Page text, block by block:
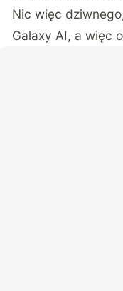
Nic więc
Galaxy AI, a więc